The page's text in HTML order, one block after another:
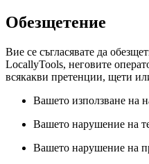
Обезщетение
Вие се съгласявате да
LocallyTools, неговите
всякакви претенции, щети
Вашето използване на
Вашето нарушение на
Вашето нарушение на